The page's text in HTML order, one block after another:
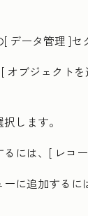
[ データ管理 ]セ
オブジェクト
します。
るには、[ レコ
に追加するに